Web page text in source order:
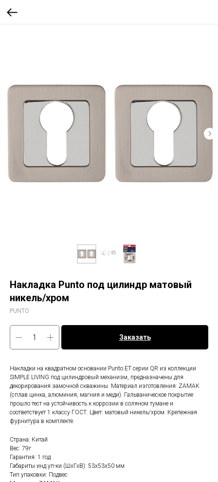
Накладка Punto под цилиндр матовый
никель/хром
PUNTO
Заказать
Накладки на квадратном основании Punto ET серии QR из коллекции
SIMPLE LIVING под цилиндровый механизм, предназначены для
декорирования замочной скважины. Материал изготовления: ZAMAK
(сплав цинка, алюминия, магния и меди). Гальваническое покрытие
прошло тест на устойчивость к коррозии в соляном тумане и
соответствует 1 классу ГОСТ. Цвет: матовый никель/хром. Крепежная
фурнитура в комплекте.
Страна: Китай
Вес: 79г
Гарантия: 1 год
Габариты инд уп-ки (ШхГхВ): 53x53x50 мм
Тип упаковки: Подвес